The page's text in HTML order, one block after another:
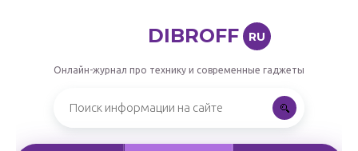
DIBROFF RU
Онлайн-журнал про технику и современные гаджеты